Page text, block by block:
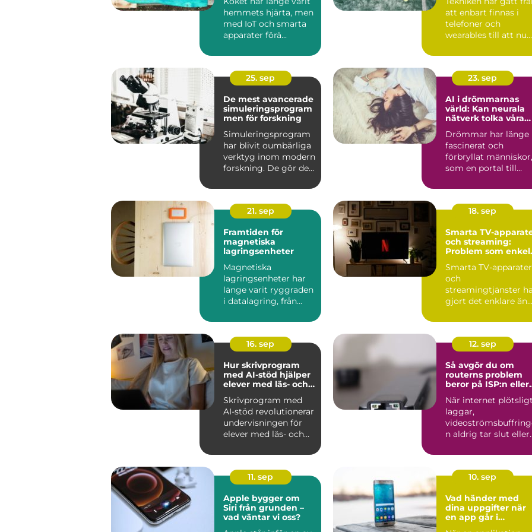
hemmets hjärta, men
med IoT och smarta
apparater förä...
att enbart finnas i
telefoner och
wearables till att nu
25. sep
De mest avancerade
simuleringsprogram
men för forskning
Simuleringsprogram
har blivit oumbärliga
verktyg inom modern
forskning. De gör det
23. sep
AI i drömmarnas
värld: Kan neurala
nätverk tolka våra
Drömmar har länge
fascinerat och
förbryllat människor,
som en portal till
21. sep
Framtiden för
magnetiska
lagringsenheter
Magnetiska
lagringsenheter har
länge varit ryggraden
i datalagring, från
18. sep
Smarta TV-
och streaming:
Problem som
Smarta TV-apparater
och
streamingtjänster
gjort det enklare än
16. sep
Hur skrivprogram
med AI-stöd hjälper
elever med läs- och
Skrivprogram med
AI-stöd revolutionerar
undervisningen för
elever med läs- och
12. sep
Så avgör du om
routerns problem
beror på ISP:n eller
När internet plötsligt
laggar,
n aldrig tar slut eller
11. sep
Apple bygger om
Siri från grunden –
vad väntar vi oss?
10. sep
Vad händer med
dina uppgifter när
en app går i